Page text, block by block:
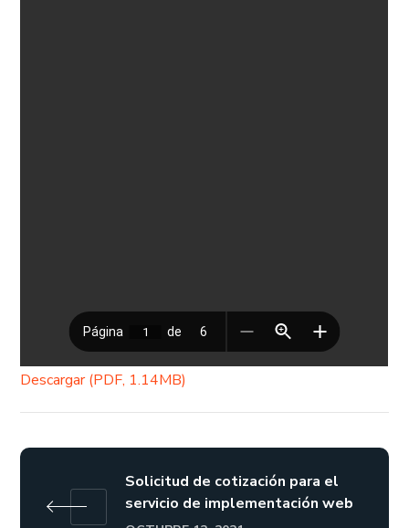
Descargar (PDF, 1.14MB)
Solicitud de cotización para el
servicio de implementación web